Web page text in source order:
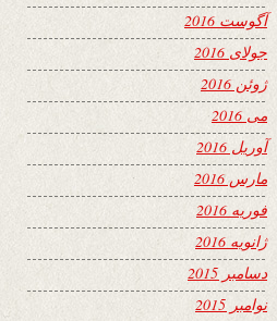
آگوست 2016
جولای 2016
ژوئن 2016
می 2016
آوریل 2016
مارس 2016
فوریه 2016
ژانویه 2016
دسامبر 2015
نوامبر 2015